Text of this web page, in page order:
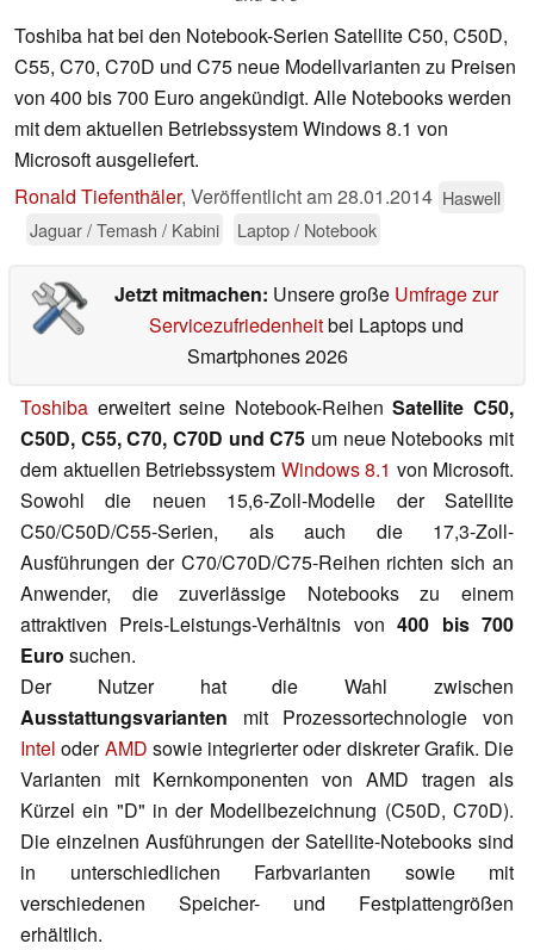
Toshiba hat bei den Notebook-Serien Satellite C50, C50D,
C55, C70, C70D und C75 neue Modellvarianten zu Preisen
von 400 bis 700 Euro angekündigt. Alle Notebooks werden
mit dem aktuellen Betriebssystem Windows 8.1 von
Microsoft ausgeliefert.
Ronald Tiefenthäler, Veröffentlicht am28.01.2014 Haswell
Jaguar / Temash / Kabini
Laptop / Notebook
Jetzt mitmachen: Unsere große Umfrage zur
Servicezufriedenheitbei Laptops und
Smartphones 2026
Toshiba erweitert seine Notebook-ReihenSatellite C50,
C50D, C55, C70, C70D und C75 um neue Notebooks mit
dem aktuellen Betriebssystem Windows 8.1 von Microsoft.
Sowohl die neuen 15,6-Zoll-Modelle der Satellite
C50/C50D/C55-Serien, als auch die 17,3-Zoll-
Ausführungen der C70/C70D/C75-Reihen richten sich an
Anwender, die zuverlässige Notebooks zu einem
attraktiven Preis-Leistungs-Verhältnis von400 bis 700
Euro suchen.
Der Nutzer hat die Wahl zwischen
Ausstattungsvarianten mit Prozessortechnologie von
Intel oderAMD sowie integrierter oder diskreter Grafik. Die
Varianten mit Kernkomponenten von AMD tragen als
Kürzel ein "D" in der Modellbezeichnung (C50D, C70D).
Die einzelnen Ausführungen der Satellite-Notebooks sind
in unterschiedlichen Farbvarianten sowie mit
verschiedenen Speicher- und Festplattengrößen
erhältlich.